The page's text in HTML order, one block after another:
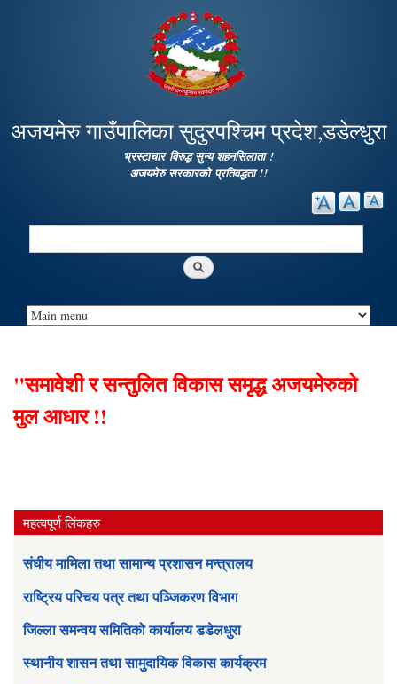
main
content
अजयमेरु गाउँपालिका सुदुरपश्चिम प्रदेश,डडेल्धुरा
भ्रस्टाचार विरुद्ध सुन्य शहनसिलाता !
अजयमेरु सरकारको प्रतिवद्धता !!
Search
"समावेशी र सन्तुलित विकास समृद्ध अजयमेरुको
मुल आधार !!
महत्वपूर्ण लिंकहरु
संघीय मामिला तथा सामान्य प्रशासन मन्त्रालय
राष्ट्रिय परिचय पत्र तथा पञ्जिकरण विभाग
जिल्ला समन्वय समितिको कार्यालय डडेलधुरा
स्थानीय शासन तथा सामुदायिक विकास कार्यक्रम